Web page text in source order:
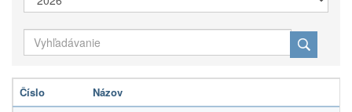
Číslo
Názov